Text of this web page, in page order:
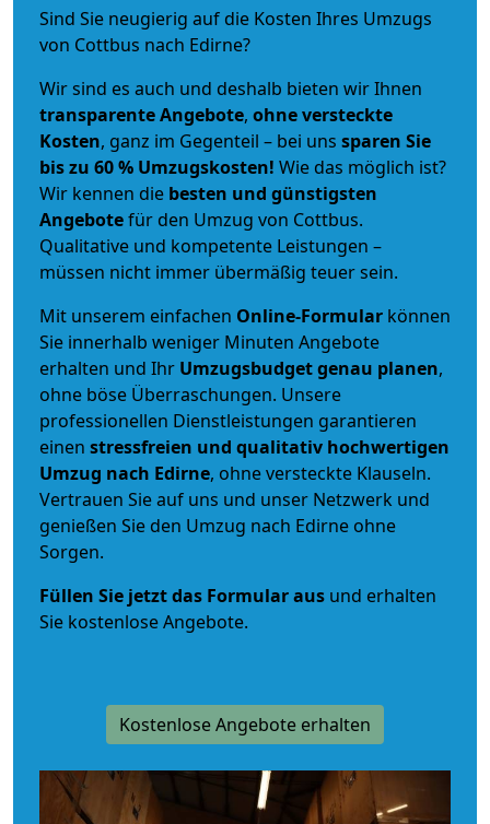
Sind Sie neugierig auf die Kosten Ihres Umzugs
von Cottbus nach Edirne?
Wir sind es auch und deshalb bieten wir Ihnen
transparente Angebote, ohne versteckte
Kosten, ganz im Gegenteil – bei uns sparen Sie
bis zu 60 % Umzugskosten! Wie das möglich ist?
Wir kennen die besten und günstigsten
Angebotefür den Umzug von Cottbus.
Qualitative und kompetente Leistungen –
müssen nicht immer übermäßig teuer sein.
Mit unserem einfachen Online-Formular können
Sie innerhalb weniger Minuten Angebote
erhalten und Ihr Umzugsbudgetgenau planen,
ohne böse Überraschungen. Unsere
professionellen Dienstleistungen garantieren
einen stressfreien und qualitativ hochwertigen
Umzug nach Edirne, ohne versteckte Klauseln.
Vertrauen Sie auf uns und unser Netzwerk und
genießen Sie den Umzug nach Edirne ohne
Sorgen.
Füllen Sie jetzt das Formular aus und erhalten
Sie kostenlose Angebote.
Kostenlose Angebote erhalten